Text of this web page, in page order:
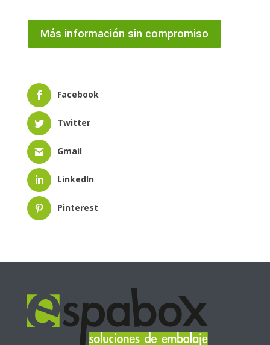
Más información sin compromiso
Facebook
Twitter
Gmail
LinkedIn
Pinterest